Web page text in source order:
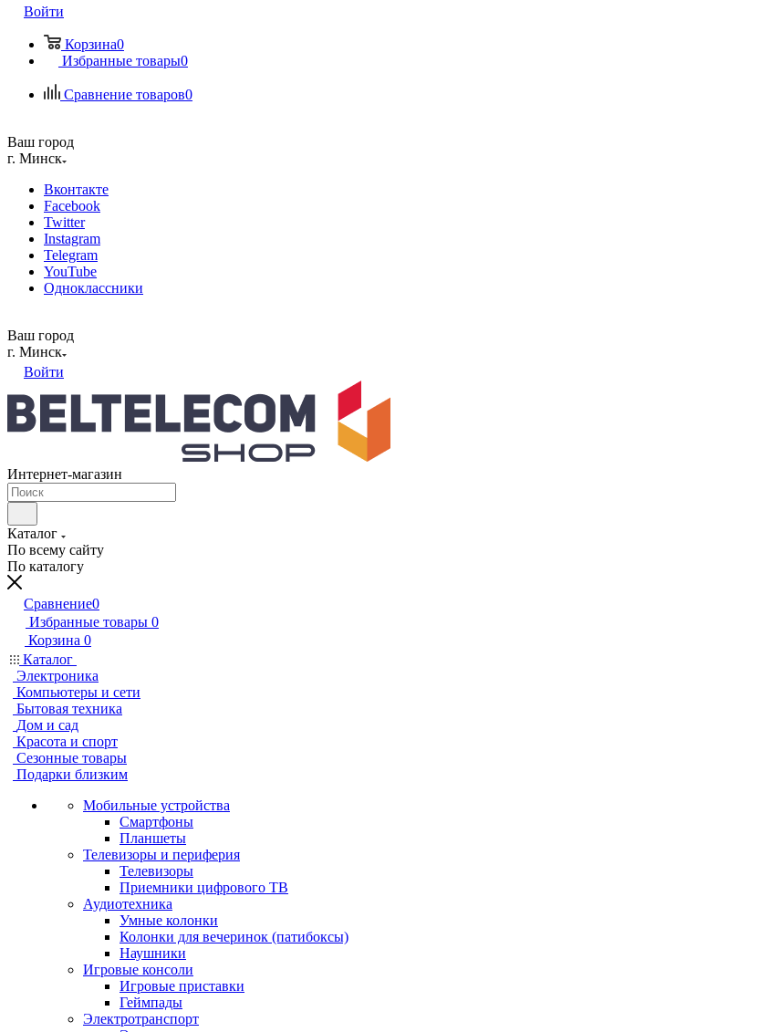
Войти
Корзина0
Избранные товары0
Сравнение товаров0
Ваш город
г. Минск
Вконтакте
Facebook
Twitter
Instagram
Telegram
YouTube
Одноклассники
Ваш город
г. Минск
Войти
Интернет-магазин
Каталог
По всему сайту
По каталогу
Сравнение0
Избранные товары 0
Корзина 0
Каталог
Электроника
Компьютеры и сети
Бытовая техника
Дом и сад
Красота и спорт
Сезонные товары
Подарки близким
Мобильные устройства
Смартфоны
Планшеты
Телевизоры и периферия
Телевизоры
Приемники цифрового ТВ
Аудиотехника
Умные колонки
Колонки для вечеринок (патибоксы)
Наушники
Игровые консоли
Игровые приставки
Геймпады
Электротранспорт